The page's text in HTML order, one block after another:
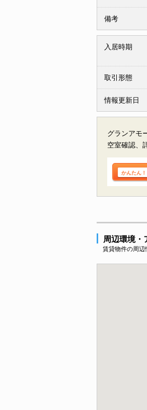
備考
入居時期
取引形態
情報更新日
グランアモ
空室確認、
かんたん！
周辺環境・
賃貸物件の周辺